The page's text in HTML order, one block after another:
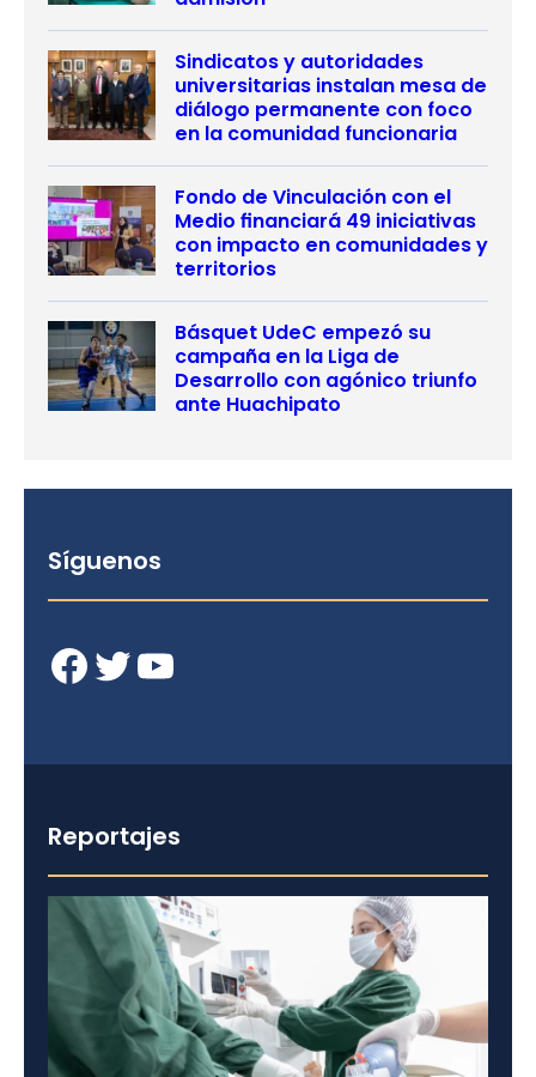
Sindicatos y autoridades
universitarias instalan mesa de
diálogo permanente con foco
en la comunidad funcionaria
Fondo de Vinculación con el
Medio financiará 49 iniciativas
con impacto en comunidades y
territorios
Básquet UdeC empezó su
campaña en la Liga de
Desarrollo con agónico triunfo
ante Huachipato
Síguenos
Facebook Twitter YouTube
Reportajes